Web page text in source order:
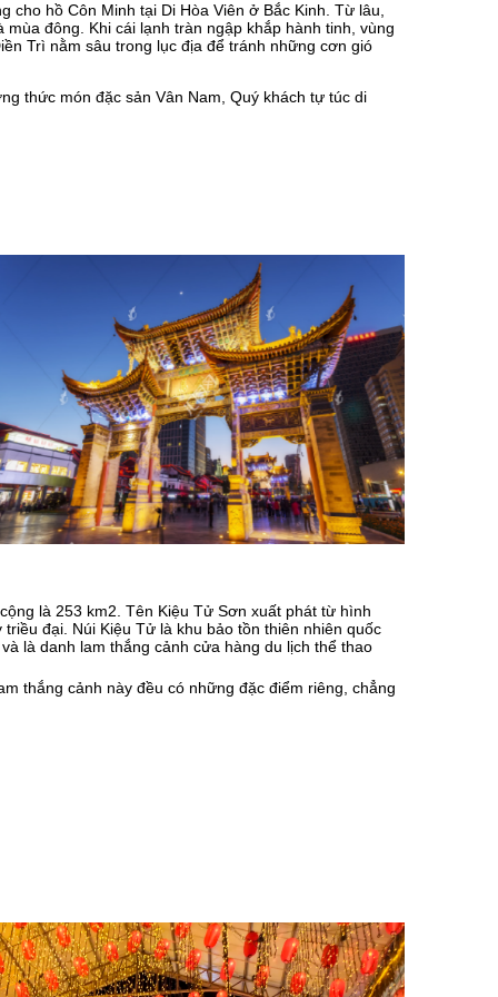
hồ Côn Minh tại Di Hòa Viên ở Bắc Kinh. Từ lâu,
đông. Khi cái lạnh tràn ngập khắp hành tinh, vùng
Trì nằm sâu trong lục địa để tránh những cơn gió
thức món đặc sản Vân Nam, Quý khách tự túc di
là 253 km2. Tên Kiệu Tử Sơn xuất phát từ hình
đại. Núi Kiệu Tử là khu bảo tồn thiên nhiên quốc
là danh lam thắng cảnh cửa hàng du lịch thể thao
thắng cảnh này đều có những đặc điểm riêng, chẳng